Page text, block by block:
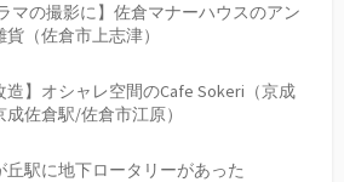
ラマの撮影に】佐倉マナーハウスのアン
（佐倉市上志津）
造】オシャレ空間のCafe Sokeri（京成
佐倉駅/佐倉市江原）
丘駅に地下ロータリーがあった